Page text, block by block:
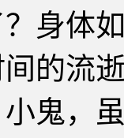
身体
的流
，虽